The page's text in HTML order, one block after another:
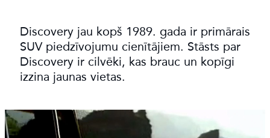
Discovery jau kopš 1989. gada ir primārais
SUV piedzīvojumu cienītājiem. Stāsts par
Discovery ir cilvēki, kas brauc un kopīgi
izzina jaunas vietas.